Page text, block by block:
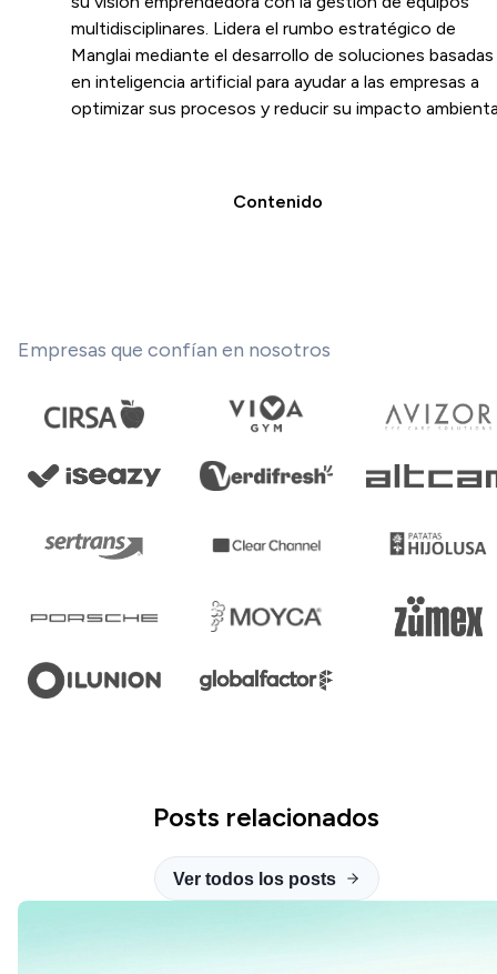
multidisciplinares. Lidera el rumbo estratégico de
Manglai mediante el desarrollo de soluciones basadas
en inteligencia artificial para ayudar a las empresas a
optimizar sus procesos y reducir su impacto
Contenido
Empresas que confían en nosotros
Posts relacionados
Ver todos los posts